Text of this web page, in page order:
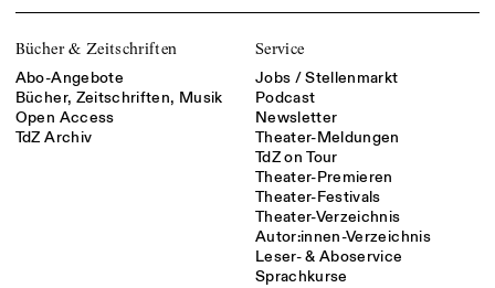
Bücher & Zeitschriften
Abo-Angebote
Bücher, Zeitschriften, Musik
Open Access
TdZ Archiv
Service
Jobs / Stellenmarkt
Podcast
Newsletter
Theater-Meldungen
TdZ on Tour
Theater-Premieren
Theater-Festivals
Theater-Verzeichnis
Autor:innen-Verzeichnis
Leser- & Aboservice
Sprachkurse